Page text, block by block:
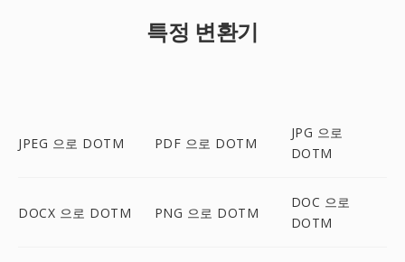
특정 변환기
JPEG 으로 DOTM PDF 으로 DOTM
JPG 으로
DOTM
DOCX 으로 DOTM PNG 으로 DOTM
DOC 으로
DOTM